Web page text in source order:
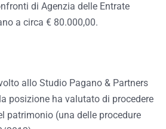
di Agenzia delle Entrate
a circa € 80.000,00.
allo Studio Pagano & Partners
posizione ha valutato di procedere
patrimonio (una delle procedure